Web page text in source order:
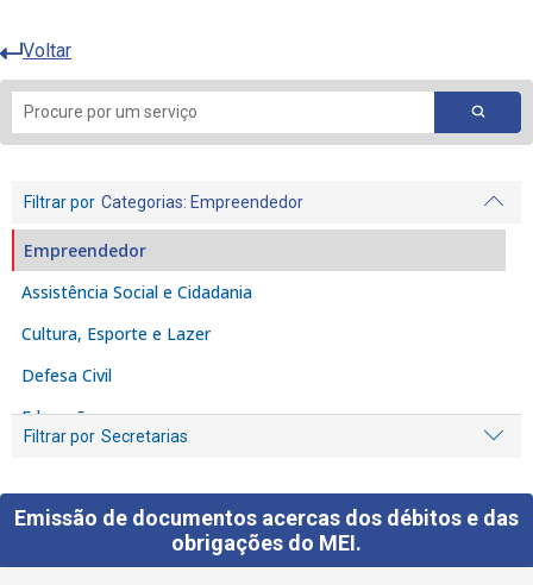
Voltar
Filtrar por Categorias: Empreendedor
Filtrar por Secretarias
Assistência Social e Cidadania
Cultura, Esporte e Lazer
Defesa Civil
Educação
Empreendedor
Habitação
Emissão de documentos acercas dos débitos e das
obrigações do MEI.